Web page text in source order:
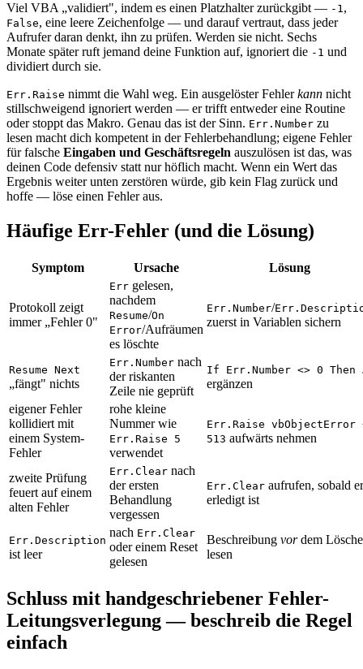
Viel VBA „validiert", indem es einen Platzhalter zurückgibt — -1,
False, eine leere Zeichenfolge — und darauf vertraut, dass jeder
Aufrufer daran denkt, ihn zu prüfen. Werden sie nicht. Sechs
Monate später ruft jemand deine Funktion auf, ignoriert die -1 und
dividiert durch sie.
Err.Raise nimmt die Wahl weg. Ein ausgelöster Fehlerkann nicht
stillschweigend ignoriert werden — er trifft entweder eine Routine
oder stoppt das Makro. Genau das ist der Sinn. Err.Number zu
lesen macht dich kompetent in der Fehlerbehandlung; eigene Fehler
für falsche Eingaben und Geschäftsregeln auszulösen ist das, was
deinen Code defensiv statt nur höflich macht. Wenn ein Wert das
Ergebnis weiter unten zerstören würde, gib kein Flag zurück und
hoffe — löse einen Fehler aus.
Häufige Err-Fehler (und die Lösung)
Symptom Ursache Lösung
Protokoll zeigt
immer „Fehler 0"
Err gelesen,
nachdem
Resume/On
Error/Aufräumen
es löschte
Err.Number/
zuerst in Variablen sichern
Resume Next
„fängt" nichts
Err.Number nach
der riskanten
Zeile nie geprüft
If Err.Number <> 0 Then
ergänzen
eigener Fehler
kollidiert mit
einem System-
Fehler
rohe kleine
Nummer wie
Err.Raise 5
verwendet
Err.Raise vbObjectError
513 aufwärts nehmen
zweite Prüfung
feuert auf einem
alten Fehler
Err.Clear nach
der ersten
Behandlung
vergessen
Err.Clear aufrufen, sobald er
erledigt ist
Err.Description
ist leer
nach Err.Clear
oder einem Reset
gelesen
Beschreibung vordem
lesen
Schluss mit handgeschriebener Fehler-
Leitungsverlegung — beschreib die Regel
einfach